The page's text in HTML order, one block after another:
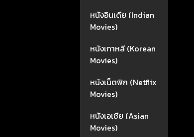
หนังอินเดีย (Indian
Movies)
หนังเกาหลี (Korean
Movies)
หนังเน็ตฟิก (Netflix
Movies)
หนังเอเชีย (Asian
Movies)